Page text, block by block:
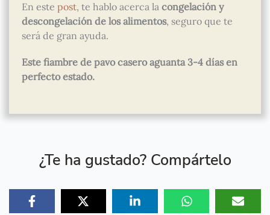
En este post, te hablo acerca la congelación y
descongelación de los alimentos, seguro que te
será de gran ayuda.
Este fiambre de pavo casero aguanta 3-4 días en
perfecto estado.
¿Te ha gustado? Compártelo